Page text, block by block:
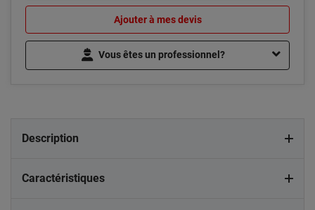
Ajouter à mes devis
Vous êtes un professionnel?
Description
Caractéristiques